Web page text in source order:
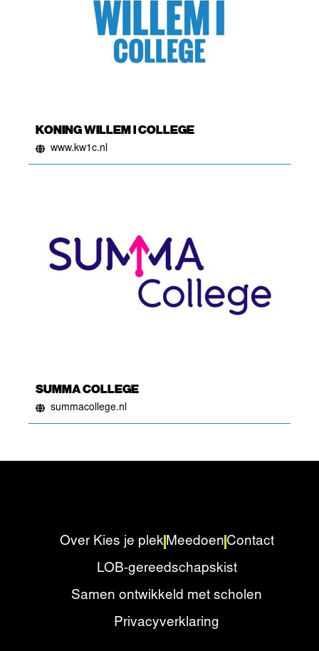
KONING WILLEM I COLLEGE
www.kw1c.nl
SUMMA COLLEGE
summacollege.nl
Over Kies je plek Meedoen Contact
LOB-gereedschapskist
Samen ontwikkeld met scholen
Privacyverklaring